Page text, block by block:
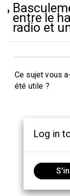
entre le
radio et
Ce sujet vous
été utile ?
Log in